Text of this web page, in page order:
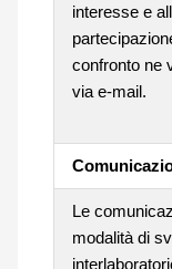
interesse e
confronto ne
via e-mail.
Le
modalità di